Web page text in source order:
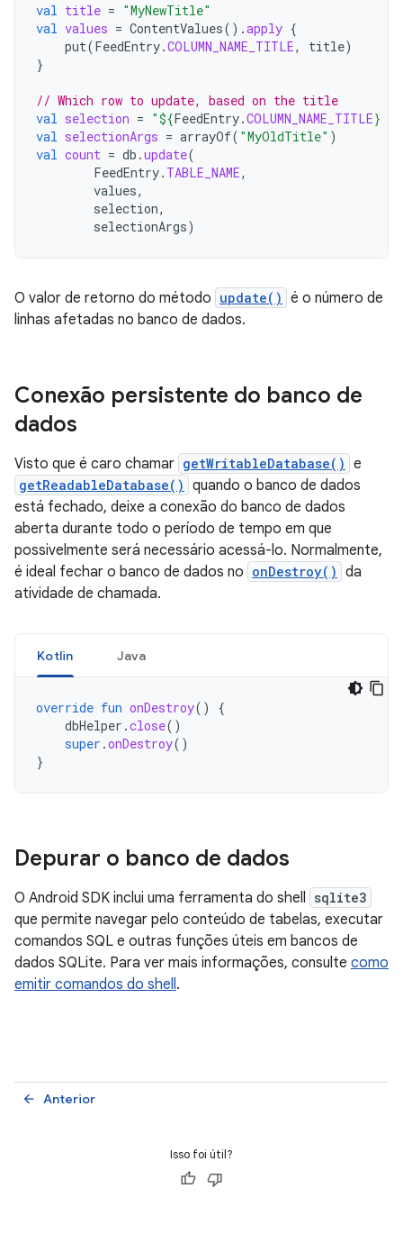
val title = "MyNewTitle"
val values = ContentValues().apply {
put(FeedEntry.COLUMN_NAME_TITLE, title)
}
// Which row to update, based on the title
val selection = "${FeedEntry.COLUMN_NAME_TITLE}
val selectionArgs = arrayOf( "MyOldTitle" )
val count = db .update(
FeedEntry. TABLE_NAME,
values,
selection,
selectionArgs)
O valor de retorno do método update() é o número de
linhas afetadas no banco de dados.
Conexão persistente do banco de
dados
Visto que é caro chamar getWritableDatabase() e
getReadableDatabase() quando o banco de dados
está fechado, deixe a conexão do banco de dados
aberta durante todo o período de tempo em que
possivelmente será necessário acessá-lo. Normalmente,
é ideal fechar o banco de dados no onDestroy() da
atividade de chamada.
Kotlin Java
override fun onDestroy()
{
dbHelper .close()
super .onDestroy()
}
Depurar o banco de dados
O Android SDK inclui uma ferramenta do shell sqlite3
que permite navegar pelo conteúdo de tabelas, executar
comandos SQL e outras funções úteis em bancos de
dados SQLite. Para ver mais informações, consulte como
emitir comandos do shell.
Anterior
arrow_back
Isso foi útil?